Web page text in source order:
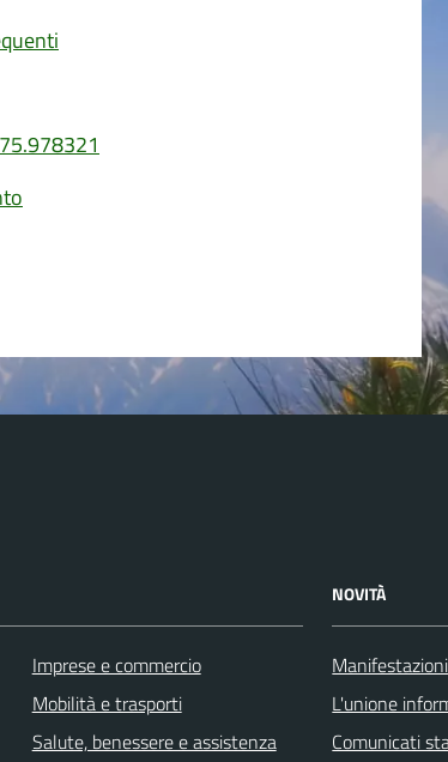
Imprese e commercio
Mobilità e trasporti
Salute, benessere e assistenza
NOVITÀ
Manifestazioni
L'unione
Comunicati